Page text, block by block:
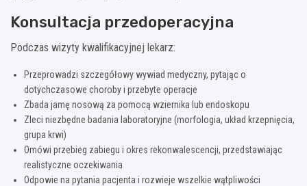
Konsultacja przedoperacyjna
Podczas wizyty kwalifikacyjnej lekarz:
Przeprowadzi szczegółowy wywiad medyczny, pytając o
dotychczasowe choroby i przebyte operacje
Zbada jamę nosową za pomocą wziernika lub endoskopu
Zleci niezbędne badania laboratoryjne (morfologia, układ krzepnięcia,
grupa krwi)
Omówi przebieg zabiegu i okres rekonwalescencji, przedstawiając
realistyczne oczekiwania
Odpowie na pytania pacjenta i rozwieje wszelkie wątpliwości